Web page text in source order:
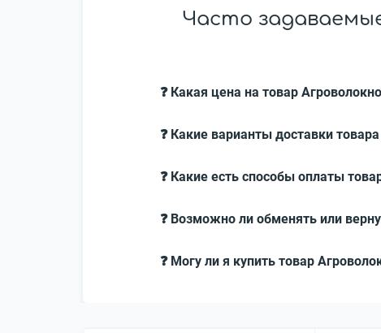
Часто
❓ Какая цена на товар
❓ Какие варианты доставки
❓ Какие есть способы оплаты
❓ Возможно ли обменять или
❓ Могу ли я купить товар